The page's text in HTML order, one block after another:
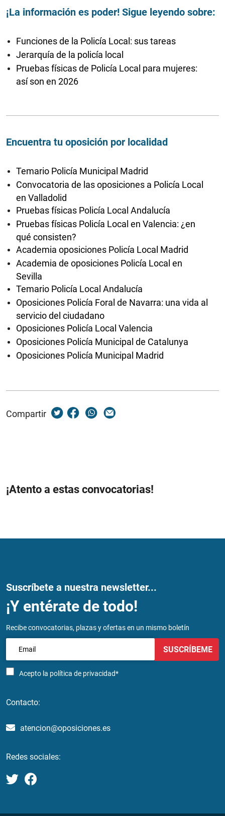
¡La información es poder! Sigue leyendo sobre:
Funciones de la Policía Local: sus tareas
Jerarquía de la policía local
Pruebas físicas de Policía Local para mujeres:
así son en 2026
Encuentra tu oposición por localidad
Temario Policía Municipal Madrid
Convocatoria de las oposiciones a Policía Local
en Valladolid
Pruebas físicas Policía Local Andalucía
Pruebas físicas Policía Local en Valencia: ¿en
qué consisten?
Academia oposiciones Policía Local Madrid
Academia de oposiciones Policía Local en
Sevilla
Temario Policía Local Andalucía
Oposiciones Policía Foral de Navarra: una vida al
servicio del ciudadano
Oposiciones Policía Local Valencia
Oposiciones Policía Municipal de Catalunya
Oposiciones Policía Municipal Madrid
Compartir
¡Atento a estas convocatorias!
Suscríbete a nuestra newsletter...
¡Y entérate de todo!
Recibe convocatorias, plazas y ofertas en un mismo boletín
Acepto la política de privacidad*
SUSCRÍBEME
Contacto:
atencion@oposiciones.es
Redes sociales: